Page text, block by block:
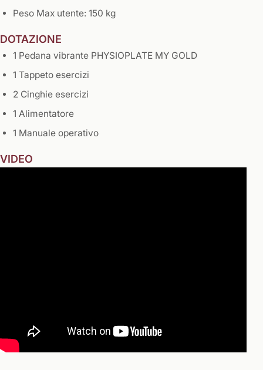
Peso Max utente: 150 kg
DOTAZIONE
1 Pedana vibrante PHYSIOPLATE MY GOLD
1 Tappeto esercizi
2 Cinghie esercizi
1 Alimentatore
1 Manuale operativo
VIDEO